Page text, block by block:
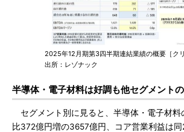
2025年12月期第3四半期連結業績の概要［ク
出所：レゾナック
半導体・電子材料は好調も他セグメント
セグメント別に見ると、半導体・電子材料
比372億円増の3657億円、コア営業利益は